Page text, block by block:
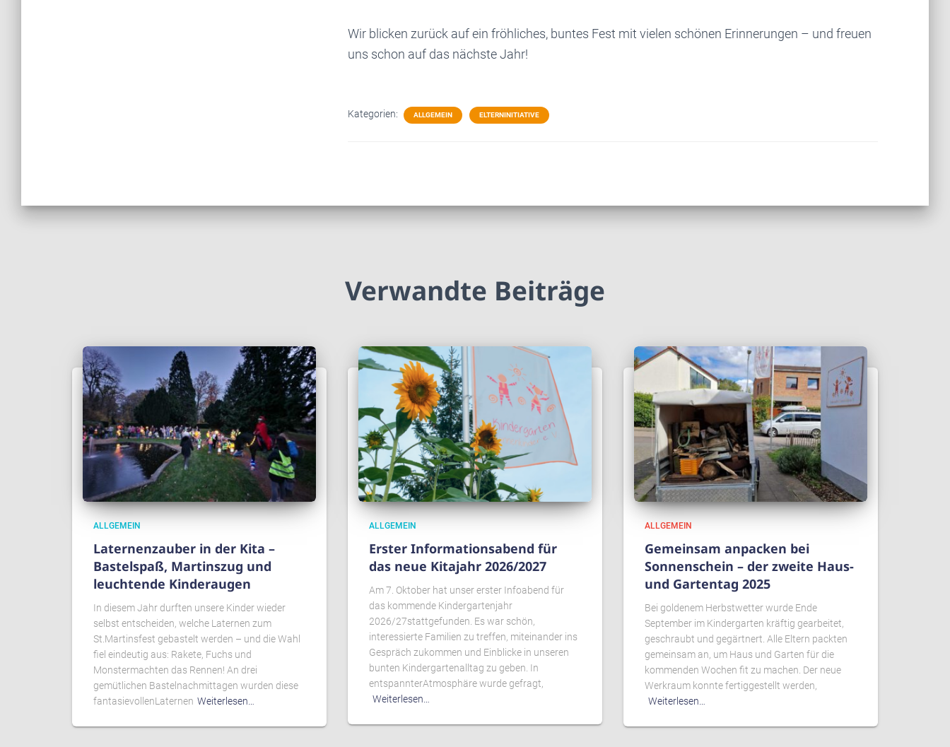
Wir blicken zurück auf ein fröhliches, buntes Fest mit vielen schönen Erinnerungen – und freuen
uns schon auf das nächste Jahr!
Kategorien: ALLGEMEIN ELTERNINITIATIVE
Verwandte Beiträge
ALLGEMEIN
Laternenzauber in der Kita –
Bastelspaß, Martinszug und
leuchtende Kinderaugen
In diesem Jahr durften unsere Kinder wieder
selbst entscheiden, welche Laternen zum
St.Martinsfest gebastelt werden – und die Wahl
fiel eindeutig aus: Rakete, Fuchs und
Monstermachten das Rennen! An drei
gemütlichen Bastelnachmittagen wurden diese
fantasievollenLaternen Weiterlesen…
ALLGEMEIN
Erster Informationsabend für
das neue Kitajahr 2026/2027
Am 7. Oktober hat unser erster Infoabend für
das kommende Kindergartenjahr
2026/27stattgefunden. Es war schön,
interessierte Familien zu treffen, miteinander ins
Gespräch zukommen und Einblicke in unseren
bunten Kindergartenalltag zu geben. In
entspannterAtmosphäre wurde gefragt,
Weiterlesen…
ALLGEMEIN
Gemeinsam anpacken bei
Sonnenschein – der zweite Haus-
und Gartentag 2025
Bei goldenem Herbstwetter wurde Ende
September im Kindergarten kräftig gearbeitet,
geschraubt und gegärtnert. Alle Eltern packten
gemeinsam an, um Haus und Garten für die
kommenden Wochen fit zu machen. Der neue
Werkraum konnte fertiggestellt werden,
Weiterlesen…